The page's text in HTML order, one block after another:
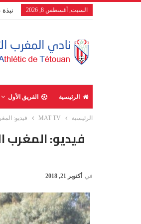
السبت, أغسطس 8, 2026
الرئيسية الفريق الأول
الرئيسية MAT TV فيديو:
فيديو: المغرب
في أكتوبر 21, 2018